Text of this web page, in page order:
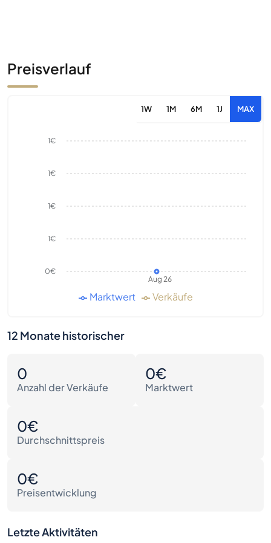
Preisverlauf
1W 1M 6M 1J MAX
Aug 26
0€
1€
1€
1€
1€
Marktwert Verkäufe
12 Monate historischer
0
Anzahl der Verkäufe
0€
Marktwert
0€
Durchschnittspreis
0€
Preisentwicklung
Letzte Aktivitäten